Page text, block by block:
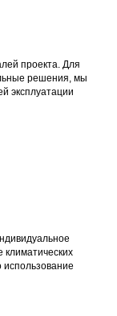
проекта. Для
решения, мы
эксплуатации
климатических
использование